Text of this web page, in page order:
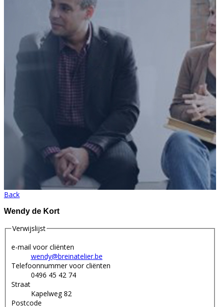
Back
Wendy de Kort
Verwijslijst
e-mail voor cliënten
wendy@breinatelier.be
Telefoonnummer voor cliënten
0496 45 42 74
Straat
Kapelweg 82
Postcode